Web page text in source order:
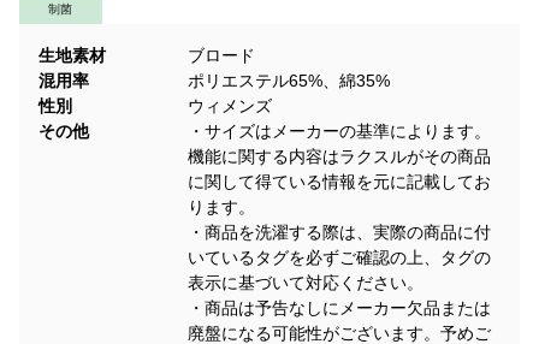
制菌
生地素材
ブロード
混用率
ポリエステル65%、綿35%
性別
ウィメンズ
その他
・サイズはメーカーの基準によります。
機能に関する内容はラクスルがその商品
に関して得ている情報を元に記載してお
ります。
・商品を洗濯する際は、実際の商品に付
いているタグを必ずご確認の上、タグの
表示に基づいて対応ください。
・商品は予告なしにメーカー欠品または
廃盤になる可能性がございます。予めご